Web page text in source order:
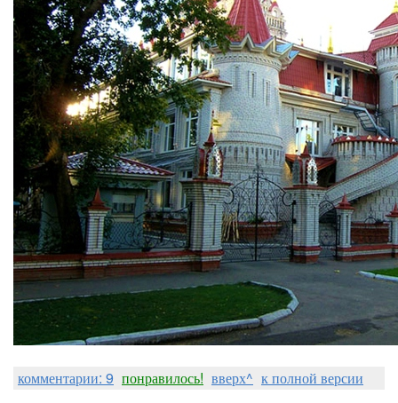
комментарии: 9 понравилось! вверх^ к полной версии